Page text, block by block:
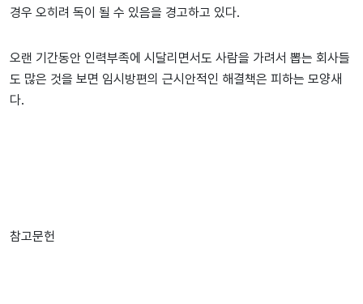
경우 오히려 독이 될 수 있음을 경고하고 있다.
오랜 기간동안 인력부족에 시달리면서도 사람을 가려서 뽑는 회사들
도 많은 것을 보면 임시방편의 근시안적인 해결책은 피하는 모양새
다.
참고문헌